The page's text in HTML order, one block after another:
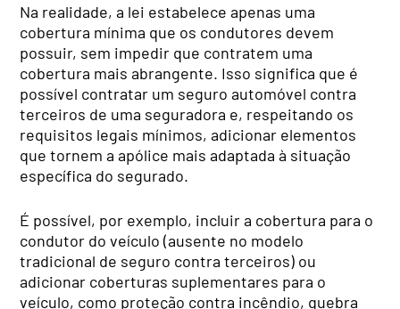
Na realidade, a lei estabelece apenas uma
cobertura mínima que os condutores devem
possuir, sem impedir que contratem uma
cobertura mais abrangente. Isso significa que é
possível contratar um seguro automóvel contra
terceiros de uma seguradora e, respeitando os
requisitos legais mínimos, adicionar elementos
que tornem a apólice mais adaptada à situação
específica do segurado.
É possível, por exemplo, incluir a cobertura para o
condutor do veículo (ausente no modelo
tradicional de seguro contra terceiros) ou
adicionar coberturas suplementares para o
veículo, como proteção contra incêndio, quebra